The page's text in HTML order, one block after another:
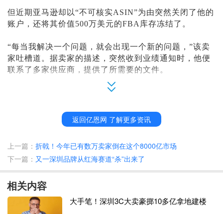
但近期亚马逊却以“不可核实ASIN”为由突然关闭了他的
账户，还将其价值500万美元的FBA库存冻结了。
“每当我解决一个问题，就会出现一个新的问题，”该卖
家吐槽道。据卖家的描述，突然收到业绩通知时，他便
联系了多家供应商，提供了所需要的文件。
但没曾想，解决完当下的问题，亚马逊又会提出新的问
对此，该卖家强调自己的不满：“亚马逊没有联系过供应
产品的怀疑，就封掉了我的店铺。”
贷款和供应商货款需要支付，债务危机已然显现。
多位网友在帖子下方支招，有卖家认为是提供的文件不
返回亿恩网 了解更多资讯
上一篇： 折戟！今年已有数万卖家倒在这个8000亿市场
下一篇： 又一深圳品牌从红海赛道“杀”出来了
相关内容
大手笔！深圳3C大卖豪掷10多亿拿地建楼